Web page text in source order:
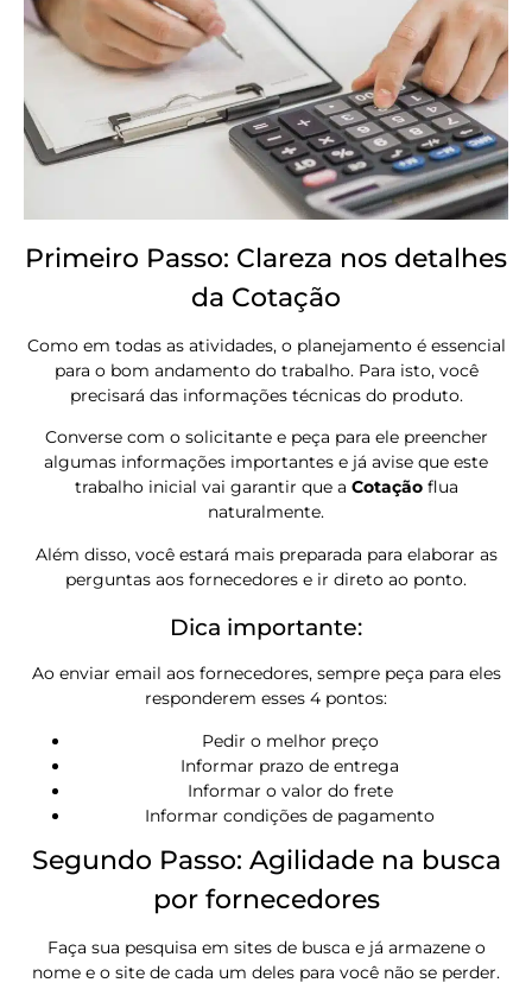
Primeiro Passo: Clareza nos detalhes
da Cotação
Como em todas as atividades, o planejamento é essencial
para o bom andamento do trabalho. Para isto, você
precisará das informações técnicas do produto.
Converse com o solicitante e peça para ele preencher
algumas informações importantes e já avise que este
trabalho inicial vai garantir que a Cotaçãoflua
naturalmente.
Além disso, você estará mais preparada para elaborar as
perguntas aos fornecedores e ir direto ao ponto.
Dica importante:
Ao enviar email aos fornecedores, sempre peça para eles
responderem esses 4 pontos:
Pedir o melhor preço
Informar prazo de entrega
Informar o valor do frete
Informar condições de pagamento
Segundo Passo: Agilidade na busca
por fornecedores
Faça sua pesquisa em sites de busca e já armazene o
nome e o site de cada um deles para você não se perder.